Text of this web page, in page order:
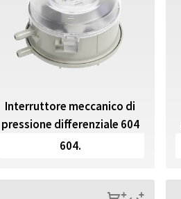
Interruttore meccanico di
pressione differenziale 604
604.